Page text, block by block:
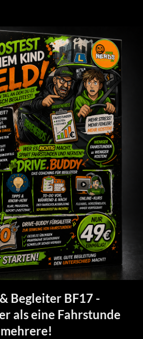
Begleiter BF17 -
als eine Fahrstunde